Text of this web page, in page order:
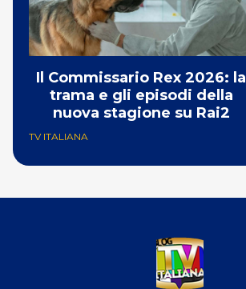
Il Commissario Rex 2026: la
trama e gli episodi della
nuova stagione su Rai2
TV ITALIANA